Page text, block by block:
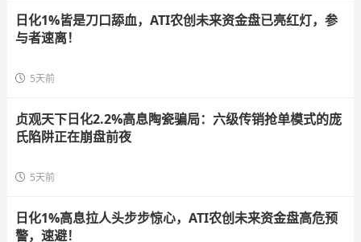
日化1%皆是刀口舔血，ATI农创未来资金盘已亮红灯，参
与者速离！
5天前
贞观天下日化2.2%高息陶瓷骗局：六级传销抢单模式的庞
氏陷阱正在崩盘前夜
5天前
日化1%高息拉人头步步惊心，ATI农创未来资金盘高危预
警，速避！